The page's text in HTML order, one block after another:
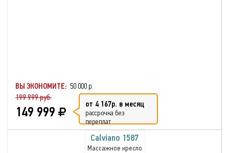
ВЫ ЭКОНОМИТЕ: 50 000 р.
199 999 руб.
149 999 от 4 167р. в месяц
рассрочка без
переплат
Calviano 1587
Массажное кресло